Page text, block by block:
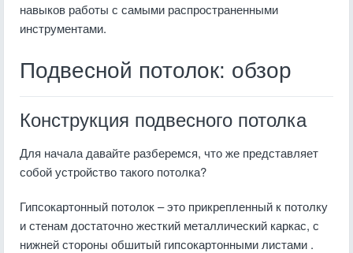
навыков работы с самыми распространенными
инструментами.
Подвесной потолок: обзор
Конструкция подвесного потолка
Для начала давайте разберемся, что же представляет
собой устройство такого потолка?
Гипсокартонный потолок – это прикрепленный к потолку
и стенам достаточно жесткий металлический каркас, с
нижней стороны обшитый гипсокартонными листами .